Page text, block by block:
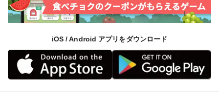
また、砂地のため根の張りが良くスクスク成長でき、大
きく柔らかか育ちます。
【はらぺこ畑の栽培のこだわり】
①当農園はアミノ酸を多く含んだ肥料を使っています。
iOS / Android アプリをダウンロード